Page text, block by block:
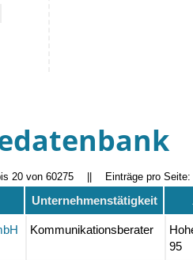
20 von 60275 Einträge pro Seite:
Unternehmenstätigkeit
Kommunikationsberater
95